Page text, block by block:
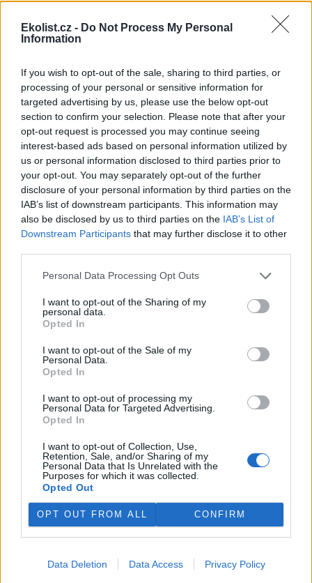
Ekolist.cz - Do Not Process My Personal
Information
If you wish to opt-out of the sale, sharing to third parties, or
processing of your personal or sensitive information for
targeted advertising by us, please use the below opt-out
section to confirm your selection. Please note that after your
opt-out request is processed you may continue seeing
interest-based ads based on personal information utilized by
us or personal information disclosed to third parties prior to
your opt-out. You may separately opt-out of the further
disclosure of your personal information by third parties on the
IAB’s list of downstream participants. This information may
also be disclosed by us to third parties on the IAB’s List of
Downstream Participants that may further disclose it to other
Personal Data Processing Opt Outs
I want to opt-out of the Sharing of my
personal data.
Opted In
I want to opt-out of the Sale of my
Personal Data.
Opted In
I want to opt-out of processing my
Personal Data for Targeted Advertising.
Opted In
I want to opt-out of Collection, Use,
Retention, Sale, and/or Sharing of my
Personal Data that Is Unrelated with the
Purposes for which it was collected.
Opted Out
OPT OUT FROM ALL CONFIRM
Data Deletion Data Access Privacy Policy
úřadu pro mořské dno (ISA),
kde měla své zastoupení i
jasně deklarovat, že snahy o nezákonnou hlubinnou těžbu
nebudou tolerovány.
Luboš Pavlovič: Veřejnost může do poloviny srpna
připomínkovat plavební kanál u Přelouče
3.8.2026
Diskuse: 16
Ministerstvo životního
prostředí oznámilo 14.
července 2026 zahájení
zjišťovacího řízení pro záměr
„Stupeň Přelouč II“ za asi 3,3
miliardy korun, který má prodloužit splavnost Labe o 23 kilometrů
do Pardubic. Veřejnost může své vyjádření k vlivům této stavby na
Kilian Kaminski: Evropa slibuje právo na opravu.
Budou ale opravy skutečně levnější?
Diskuse: 41
Členské státy nyní převádějí
legislativy. Podle společnosti
refurbed, evropským
marketplace s repasovanou elektronikou, však mohou i po
že pro spotřebitele bude stále výhodnější koupit nové zařízení.
Směrnice má přitom usnadnit opravy elektroniky i po skončení
záruční doby, zlepšit dostupnost náhradních dílů a zabránit
výrobcům, aby zásahy do zařízení zbytečně komplikovali nebo
znemožňovali. Nestanovuje však konkrétní cenový limit ani
způsob výpočtu ceny náhradních dílů a oprav.
31.7.2026